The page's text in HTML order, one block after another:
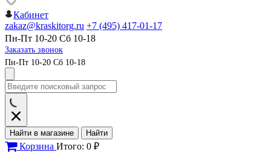
Кабинет
zakaz@kraskitorg.ru +7 (495) 417-01-17
Пн-Пт 10-20 Сб 10-18
Заказать звонок
Пн-Пт 10-20 Сб 10-18
Найти в магазине Найти
Корзина Итого: 0 ₽